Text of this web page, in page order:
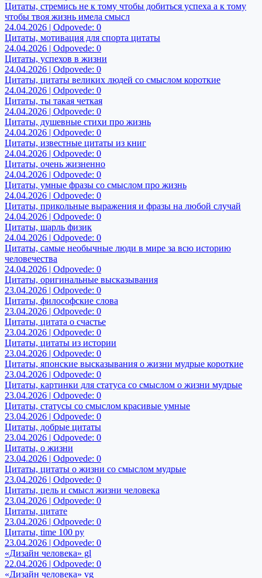
Цитаты, стремись не к тому чтобы добиться успеха а к тому
чтобы твоя жизнь имела смысл
24.04.2026 | Odpovede: 0
Цитаты, мотивация для спорта цитаты
24.04.2026 | Odpovede: 0
Цитаты, успехов в жизни
24.04.2026 | Odpovede: 0
Цитаты, цитаты великих людей со смыслом короткие
24.04.2026 | Odpovede: 0
Цитаты, ты такая четкая
24.04.2026 | Odpovede: 0
Цитаты, душевные стихи про жизнь
24.04.2026 | Odpovede: 0
Цитаты, известные цитаты из книг
24.04.2026 | Odpovede: 0
Цитаты, очень жизненно
24.04.2026 | Odpovede: 0
Цитаты, умные фразы со смыслом про жизнь
24.04.2026 | Odpovede: 0
Цитаты, прикольные выражения и фразы на любой случай
24.04.2026 | Odpovede: 0
Цитаты, шарль физик
24.04.2026 | Odpovede: 0
Цитаты, самые необычные люди в мире за всю историю
человечества
24.04.2026 | Odpovede: 0
Цитаты, оригинальные высказывания
23.04.2026 | Odpovede: 0
Цитаты, философские слова
23.04.2026 | Odpovede: 0
Цитаты, цитата о счастье
23.04.2026 | Odpovede: 0
Цитаты, цитаты из истории
23.04.2026 | Odpovede: 0
Цитаты, японские высказывания о жизни мудрые короткие
23.04.2026 | Odpovede: 0
Цитаты, картинки для статуса со смыслом о жизни мудрые
23.04.2026 | Odpovede: 0
Цитаты, статусы со смыслом красивые умные
23.04.2026 | Odpovede: 0
Цитаты, добрые цитаты
23.04.2026 | Odpovede: 0
Цитаты, о жизни
23.04.2026 | Odpovede: 0
Цитаты, цитаты о жизни со смыслом мудрые
23.04.2026 | Odpovede: 0
Цитаты, цель и смысл жизни человека
23.04.2026 | Odpovede: 0
Цитаты, цитате
23.04.2026 | Odpovede: 0
Цитаты, time 100 ру
23.04.2026 | Odpovede: 0
«Дизайн человека» gl
22.04.2026 | Odpovede: 0
«Дизайн человека» vg